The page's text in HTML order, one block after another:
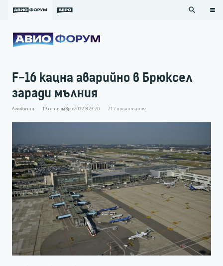
search
F-16 кацна аварийно в Брюксел
заради мълния
Avioforum 19 септември 2022 в 23:20 217 прочитания